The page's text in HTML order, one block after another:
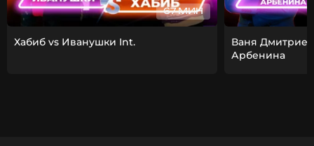
67 МИН
Хабиб vs Иванушки Int.
Ваня
Арбенина